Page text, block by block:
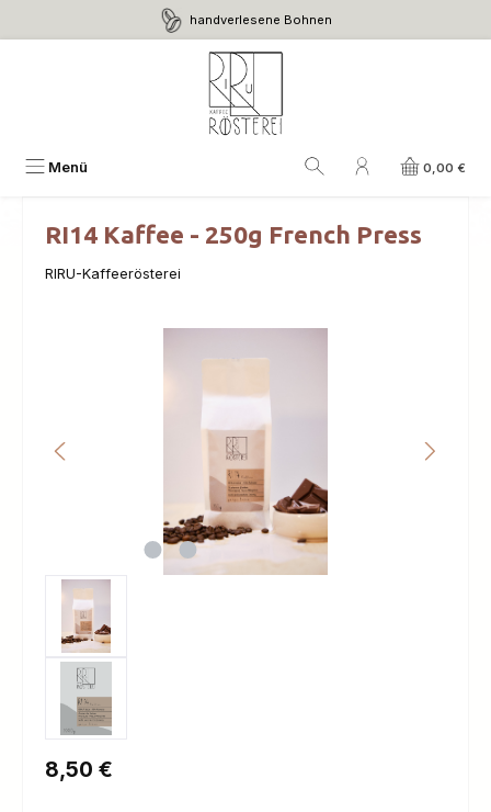
Zum Hauptinhalt springen handverlesene Bohnen
Menü 0,00 €
RI14 Kaffee - 250g French Press
RIRU-Kaffeerösterei
Regulärer Preis:
8,50 €